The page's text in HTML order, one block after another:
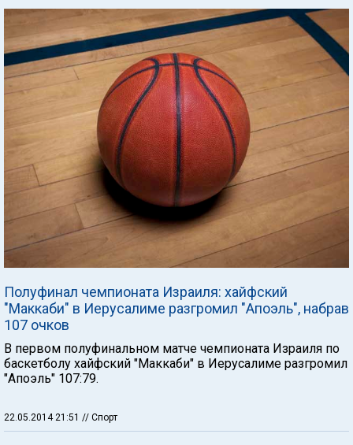
Полуфинал чемпионата Израиля: хайфский
"Маккаби" в Иерусалиме разгромил "Апоэль", набрав
107 очков
В первом полуфинальном матче чемпионата Израиля по
баскетболу хайфский "Маккаби" в Иерусалиме разгромил
"Апоэль" 107:79.
22.05.2014 21:51 // Спорт